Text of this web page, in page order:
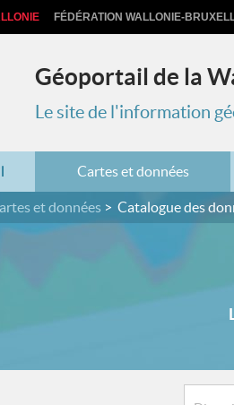
FÉDÉRATION WALLONIE-
Géoportail de la
Le site de l'information
Cartes et données
et données Catalogue des